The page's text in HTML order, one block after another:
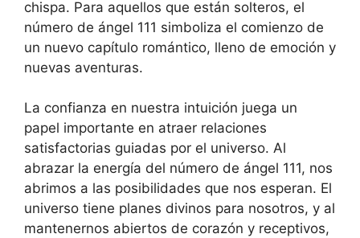
chispa. Para aquellos que están solteros, el
número de ángel 111 simboliza el comienzo de
un nuevo capítulo romántico, lleno de emoción y
nuevas aventuras.
La confianza en nuestra intuición juega un
papel importante en atraer relaciones
satisfactorias guiadas por el universo. Al
abrazar la energía del número de ángel 111, nos
abrimos a las posibilidades que nos esperan. El
universo tiene planes divinos para nosotros, y al
mantenernos abiertos de corazón y receptivos,